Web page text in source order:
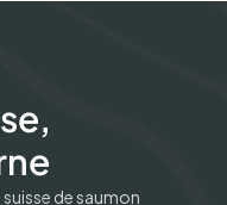
de saumon